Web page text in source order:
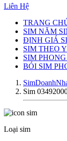
Liên Hệ
TRANG
SIM NĂM
ĐỊNH GIÁ
SIM THEO
SIM
BÓI SIM
Sim
Loại sim